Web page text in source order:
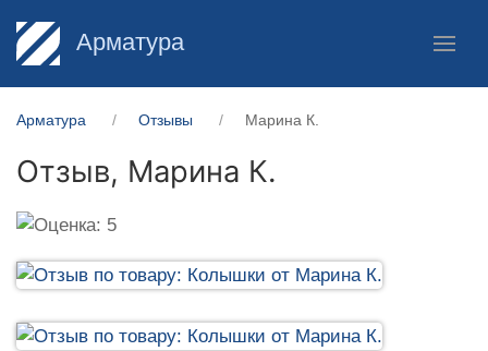
Арматура
Арматура Отзывы Марина К.
Отзыв, Марина К.